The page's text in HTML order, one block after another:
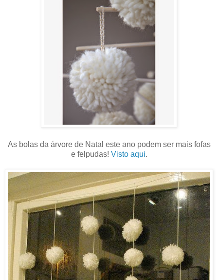
As bolas da árvore de Natal este ano podem ser mais fofas
e felpudas! Visto aqui.